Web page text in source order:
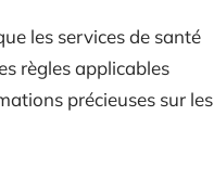
les services de santé
règles applicables
précieuses sur les